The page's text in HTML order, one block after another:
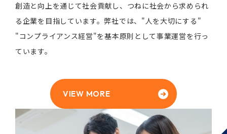
創造と向上を通じて社会貢献し、 つねに社会から求められ
る企業を目指しています。弊社では、"人を大切にする"
"コンプライアンス経営"を基本原則として事業運営を行っ
ています。
VIEW MORE